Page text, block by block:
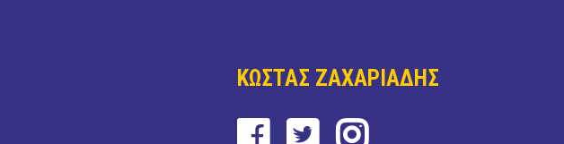
ΚΩΣΤΑΣ ΖΑΧΑΡΙΑΔΗΣ